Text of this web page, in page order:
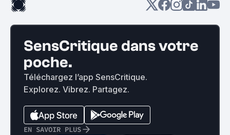
SensCritique dans votre
poche.
Téléchargez l’app SensCritique.
Explorez. Vibrez. Partagez.
EN SAVOIR PLUS